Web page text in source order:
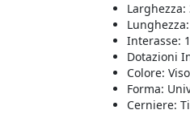
Larghezza:
Interasse:
Dotazioni
Colore:
Forma:
Cerniere: